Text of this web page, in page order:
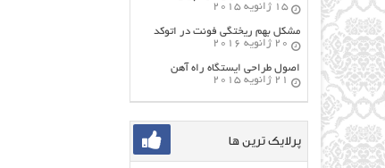
15 ژانویه 2015
مشکل بهم ریختگی فونت در اتوکد
20 ژانویه 2016
اصول طراحي ایستگاه راه آهن
21 ژانویه 2015
پرلایک ترین ها